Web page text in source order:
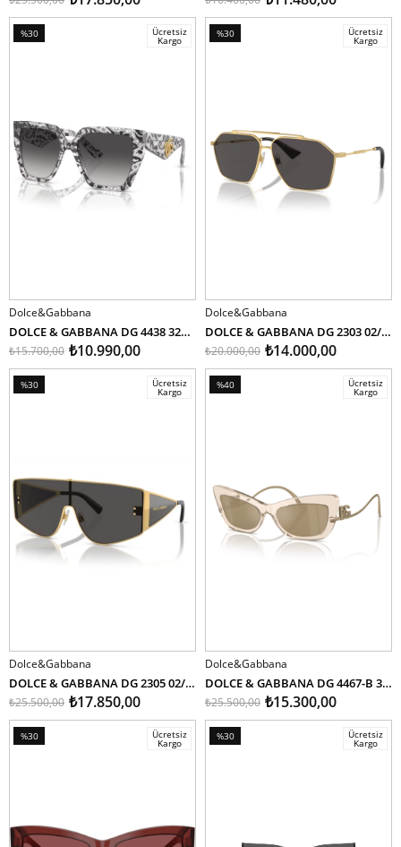
SEPETE EKLE
%30
Ücretsiz
Kargo
Dolce&Gabbana
DOLCE & GABBANA DG 4438 3287/8G 55
₺10.990,00
₺15.700,00
SEPETE EKLE
%30
Ücretsiz
Kargo
Dolce&Gabbana
DOLCE & GABBANA DG 2303 02/87 61
₺14.000,00
₺20.000,00
SEPETE EKLE
%30
Ücretsiz
Kargo
Dolce&Gabbana
DOLCE & GABBANA DG 2305 02/87
₺17.850,00
₺25.500,00
SEPETE EKLE
%40
Ücretsiz
Kargo
Dolce&Gabbana
DOLCE & GABBANA DG 4467-B 3432/03 55
₺15.300,00
₺25.500,00
%30
Ücretsiz
Kargo
%30
Ücretsiz
Kargo